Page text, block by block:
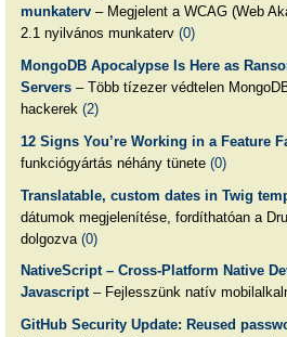
munkaterv– Megjelent a WCAG (Web
2.1 nyilvános munkaterv (0)
MongoDB Apocalypse Is Here as
Servers– Több tízezer védtelen
hackerek (2)
12 Signs You’re Working in a Feature
funkciógyártás néhány tünete (0)
Translatable, custom dates in Twig
dátumok megjelenítése, fordíthatóan a
dolgozva (0)
NativeScript – Cross-Platform Native
Javascript– Fejlesszünk natív
GitHub Security Update: Reused